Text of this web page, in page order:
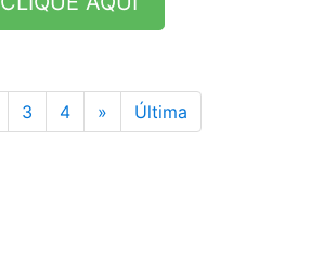
3 4 » ÚltimaÚltima